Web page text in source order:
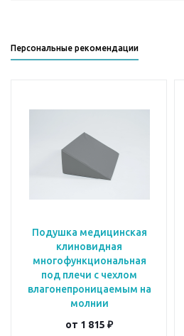
Персональные рекомендации
Подушка медицинская
клиновидная
многофункциональная
под плечи с чехлом
влагонепроницаемым на
молнии
от 1 815 ₽